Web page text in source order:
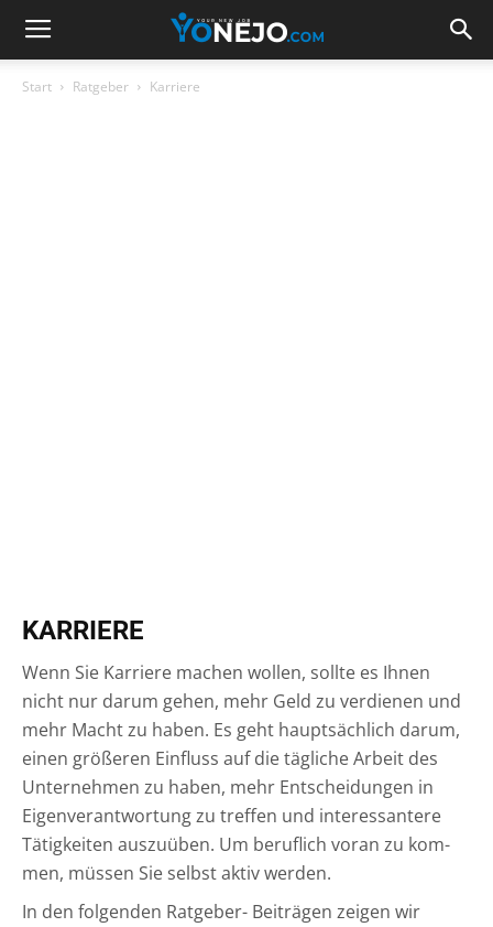
Start Ratgeber Karriere
KARRIERE
Wenn Sie Kar­rie­re machen wol­len, soll­te es Ihnen
nicht nur dar­um gehen, mehr Geld zu ver­die­nen und
mehr Macht zu haben. Es geht haupt­säch­lich dar­um,
einen grö­ße­ren Ein­fluss auf die täg­li­che Arbeit des
Unter­neh­men zu haben, mehr Ent­schei­dun­gen in
Eigen­ver­ant­wor­tung zu tref­fen und inter­es­san­te­re
Tätig­kei­ten aus­zu­üben. Um beruf­lich vor­an zu kom­
men, müs­sen Sie selbst aktiv werden.
In den fol­gen­den Rat­ge­ber- Bei­trä­gen zei­gen wir